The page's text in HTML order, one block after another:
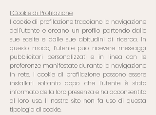
I Cookie di Profilazione
I cookie di profilazione tracciano la navigazione
dell’utente e creano un profilo partendo dalle
sue scelte e dalle sue abitudini di ricerca. In
questo modo, l’utente può ricevere messaggi
pubblicitari personalizzati e in linea con le
preferenze manifestate durante la navigazione
in rete. I cookie di profilazione possono essere
installati soltanto dopo che l’utente è stato
informato della loro presenza e ha acconsentito
al loro uso. Il nostro sito non fa uso di questa
tipologia di cookie.